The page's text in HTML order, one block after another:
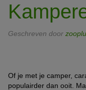
Geschreven door
Of je met je camper,
populairder dan ooit.